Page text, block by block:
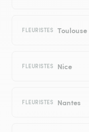
FLEURISTES Toulouse
FLEURISTES Nice
FLEURISTES Nantes